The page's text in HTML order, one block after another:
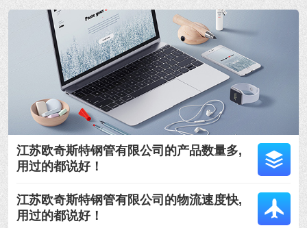
江苏欧奇斯特钢管有限公司的产品数量多,
用过的都说好！
江苏欧奇斯特钢管有限公司的物流速度快,
用过的都说好！